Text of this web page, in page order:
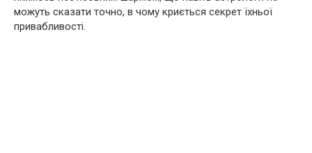
можуть сказати точно, в чому криється секрет їхньої
привабливості.